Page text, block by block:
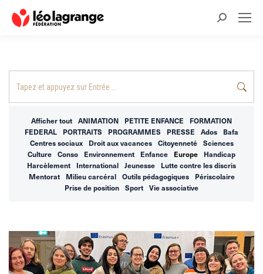
Recherche
Afficher tout ANIMATION PETITE ENFANCE
FORMATION
FEDERAL
PORTRAITS PROGRAMMES PRESSE Ados
Bafa
Centres sociaux
Droit aux vacances Citoyenneté
Sciences
Culture
Conso Environnement Enfance Europe
Handicap
Harcèlement
International Jeunesse
Lutte contre les discris
Mentorat
Milieu carcéral Outils pédagogiques
Périscolaire
Prise de position
Sport Vie associative